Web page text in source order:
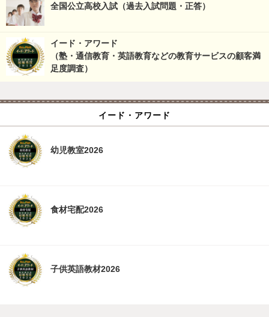
全国公立高校入試（過去入試問題・正答）
イード・アワード
（塾・通信教育・英語教育などの教育サービスの顧客満
足度調査）
イード・アワード
幼児教室2026
食材宅配2026
子供英語教材2026